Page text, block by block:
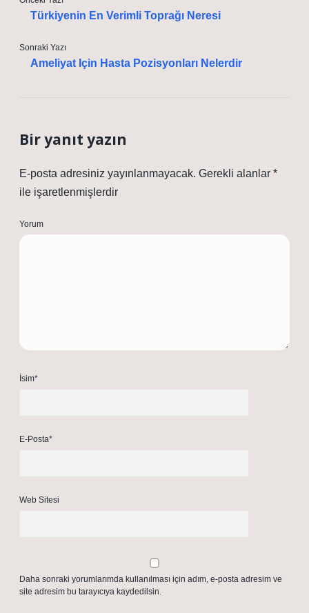
Türkiyenin En Verimli Toprağı Neresi
Sonraki Yazı
Ameliyat Için Hasta Pozisyonları Nelerdir
Bir yanıt yazın
E-posta adresiniz yayınlanmayacak. Gerekli alanlar *
ile işaretlenmişlerdir
Yorum
İsim*
E-Posta*
Web Sitesi
Daha sonraki yorumlarımda kullanılması için adım, e-posta adresim ve
site adresim bu tarayıcıya kaydedilsin.